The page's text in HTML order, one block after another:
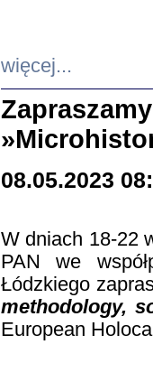
więcej...
08.05.2023
W dniach 18-22
PAN we
Łódzkiego
methodology,
European